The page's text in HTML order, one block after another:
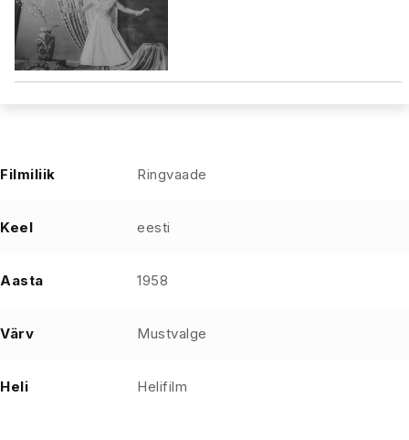
Filmiliik Ringvaade
Keel eesti
Aasta 1958
Värv Mustvalge
Heli Helifilm